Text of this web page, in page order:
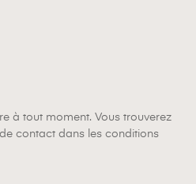
à tout moment. Vous trouverez
contact dans les conditions